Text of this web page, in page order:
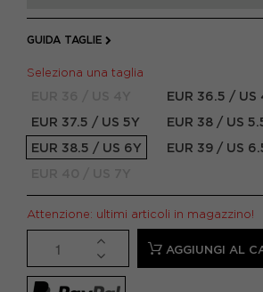
GUIDA TAGLIE
Seleziona una taglia
EUR 36.5 / US
EUR 37.5 / US 5Y
EUR 38 / US
EUR 38.5 / US 6Y
EUR 39 / US
Attenzione: ultimi articoli in magazzino!
AGGIUNGI AL